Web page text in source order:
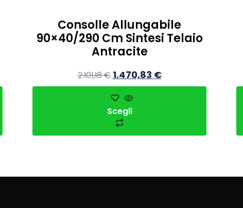
Consolle Allungabile
90×40/290 Cm Sintesi Telaio
Antracite
2.101,18€ 1.470,83 €
Scegli